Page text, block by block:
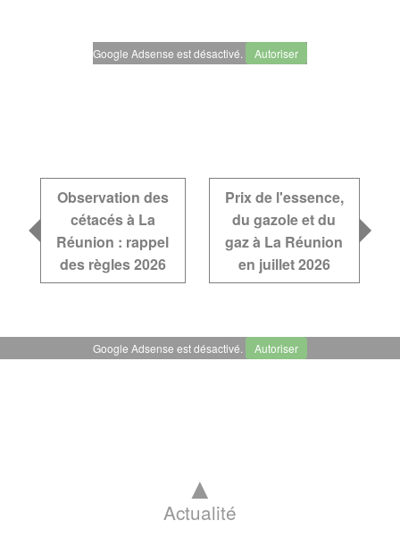
Google Adsense est désactivé. Autoriser
Observation des
cétacés à La
Réunion : rappel
des règles 2026
Prix de l'essence,
du gazole et du
gaz à La Réunion
en juillet 2026
Google Adsense est désactivé. Autoriser
▲
Actualité